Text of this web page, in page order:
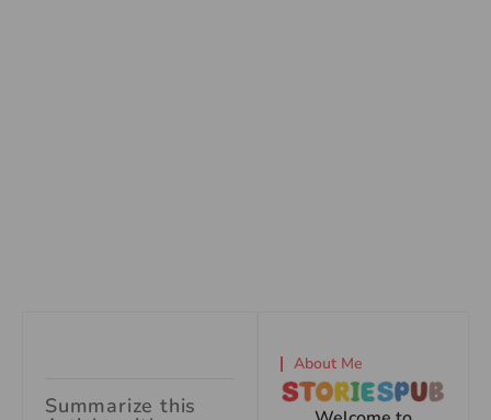
Summarize this
About Me